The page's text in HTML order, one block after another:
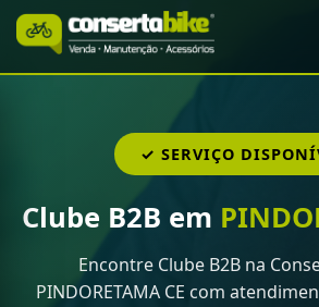
✓ SERVIÇO
Clube B2B em
Encontre Clube B2B na
PINDORETAMA CE com